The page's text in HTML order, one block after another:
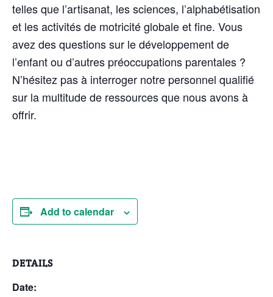
telles que l’artisanat, les sciences, l’alphabétisation
et les activités de motricité globale et fine. Vous
avez des questions sur le développement de
l’enfant ou d’autres préoccupations parentales ?
N’hésitez pas à interroger notre personnel qualifié
sur la multitude de ressources que nous avons à
offrir.
Add to calendar
DETAILS
Date: